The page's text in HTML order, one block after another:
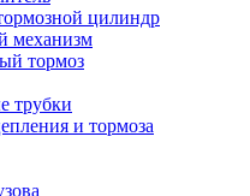
цилиндр
механизм
тормоз
трубки
и тормоза